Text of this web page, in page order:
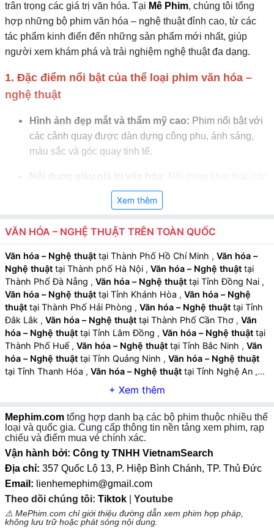
trân trọng các giá trị văn hóa. Tại Mê Phim, chúng tôi tổng
hợp những bộ phim văn hóa – nghệ thuật đỉnh cao, từ các
tác phẩm kinh điển đến những sản phẩm mới nhất, giúp
người xem khám phá và trải nghiệm nghệ thuật đa dạng.
1. Đặc điểm nổi bật của thể loại phim văn hóa –
nghệ thuật
Hình ảnh đẹp mắt và thẩm mỹ cao: Phim nổi bật với
các cảnh quay được dàn dựng công phu, ánh sáng,
màu sắc và góc quay tinh tế.
lễ hội, di sản, biểu diễn nghệ thuật, âm nhạc, hội họa
hoặc kiến trúc đặc sắc.
Nhân vật đa dạng và hấp dẫn:Nhân vật chính
thường là nghệ sĩ, nhà sáng tạo hoặc người dân bản
địa, mang đến trải nghiệm sống động và chân thực.
Âm nhạc và hiệu ứng hỗ trợ cảm xúc:Nhạc nền phù
hợp, hiệu ứng âm thanh và ánh sáng tinh tế giúp tăng
trải nghiệm thẩm mỹ và cảm xúc.
Xem thêm
VĂN HÓA – NGHỆ THUẬT TRÊN TOÀN QUỐC
Văn hóa – Nghệ thuật tại Thành Phố Hồ Chí Minh , Văn hóa –
Nghệ thuật tại Thành phố Hà Nội , Văn hóa – Nghệ thuật tại
Thành Phố Đà Nẵng , Văn hóa – Nghệ thuật tại Tỉnh Đồng Nai ,
Văn hóa – Nghệ thuật tại Tỉnh Khánh Hòa , Văn hóa – Nghệ
thuật tại Thành Phố Hải Phòng , Văn hóa – Nghệ thuật tại Tỉnh
Đắk Lắk , Văn hóa – Nghệ thuật tại Thành Phố Cần Thơ , Văn
hóa – Nghệ thuật tại Tỉnh Lâm Đồng , Văn hóa – Nghệ thuật tại
Thành Phố Huế , Văn hóa – Nghệ thuật tại Tỉnh Bắc Ninh , Văn
hóa – Nghệ thuật tại Tỉnh Quảng Ninh , Văn hóa – Nghệ thuật
tại Tỉnh Thanh Hóa , Văn hóa – Nghệ thuật tại Tỉnh Nghệ An ,
tại Tỉnh Gia Lai
Văn hóa – Nghệ thuậttại Tỉnh An Giang
hóa – Nghệ thuật
, Văn hóa – Nghệ thuật
Tỉnh Thái Nguyên,Văn hóa – Nghệ thuậttại Tỉnh Lào Cai,Văn
hóa – Nghệ thuậttại Tỉnh Quảng Ngãi
Văn hóa – Nghệ thuật
tại Tỉnh Cà Mau ,Văn hóa – Nghệ thuật tại Tỉnh Vĩnh Long
hóa – Nghệ thuật tại Tỉnh Ninh Bình , Văn hóa – Nghệ thuật
tại
Tỉnh Phú Thọ,Văn hóa – Nghệ thuậttại Tỉnh Hà Tĩnh ,Văn hóa
– Nghệ thuậttại Tỉnh Đồng Tháp,Văn hóa – Nghệ thuật
Tỉnh Quảng Trị,Văn hóa – Nghệ thuậttại Tỉnh Sơn La
– Nghệ thuậttại Tỉnh Tuyên Quang,Văn hóa – Nghệ thuật
Tỉnh Điện Biên,Văn hóa – Nghệ thuật
Mephim.com tổng hợp danh bạ các bộ phim thuộc nhiều thể
loại và quốc gia. Cung cấp thông tin nền tảng xem phim, rạp
chiếu và điểm mua vé chính xác.
Vận hành bởi: Công ty TNHH VietnamSearch
Địa chỉ: 357 Quốc Lộ 13, P. Hiệp Bình Chánh, TP. Thủ Đức
Email: lienhemephim@gmail.com
Theo dõi chúng tôi: Tiktok Youtube
⚠️ MePhim.com chỉ giới thiệu đường dẫn xem phim hợp pháp,
không lưu trữ hoặc phát sóng nội dung.